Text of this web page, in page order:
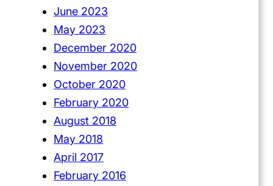
June 2023
May 2023
December 2020
November 2020
October 2020
February 2020
August 2018
May 2018
April 2017
February 2016